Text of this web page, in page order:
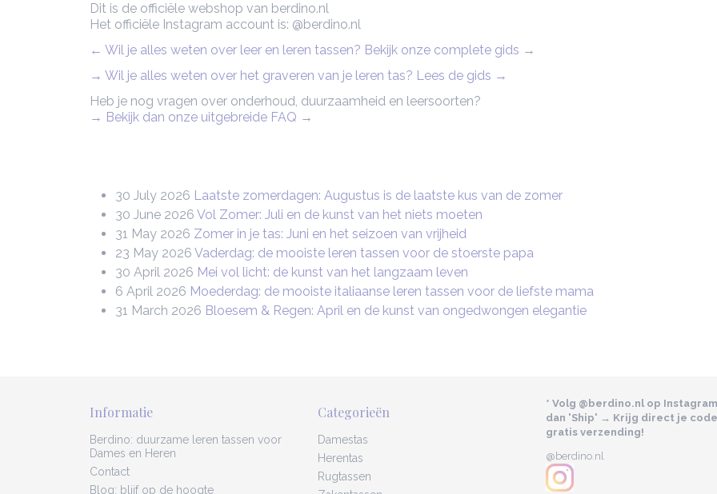
Dit is de officiële webshop van berdino.nl
Het officiële Instagram account is: @berdino.nl
← Wil je alles weten over leer en leren tassen? Bekijk onze complete gids →
→ Wil je alles weten over het graveren van je leren tas? Lees de gids →
Heb je nog vragen over onderhoud, duurzaamheid en leersoorten?
→ Bekijk dan onze uitgebreide FAQ →
30 July 2026 Laatste zomerdagen: Augustus is de laatste kus van de zomer
30 June 2026 Vol Zomer: Juli en de kunst van het niets moeten
31 May 2026 Zomer in je tas: Juni en het seizoen van vrijheid
23 May 2026 Vaderdag: de mooiste leren tassen voor de stoerste papa
30 April 2026 Mei vol licht: de kunst van het langzaam leven
6 April 2026 Moederdag: de mooiste italiaanse leren tassen voor de liefste mama
31 March 2026 Bloesem & Regen: April en de kunst van ongedwongen elegantie
Informatie
Berdino: duurzame leren tassen voor
Dames en Heren
Contact
Blog; blijf op de hoogte
Categorieën
Damestas
Herentas
Rugtassen
* Volg @berdino.nl op
dan 'Ship' → Krijg direct je
gratis verzending!
@berdino.nl